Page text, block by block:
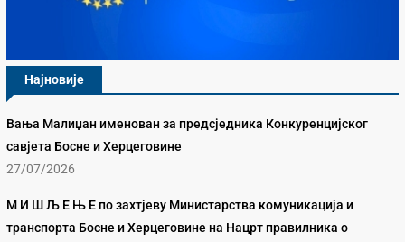
Најновије
Вања Малиџан именован за предсједника Конкуренцијског
савјета Босне и Херцеговине
27/07/2026
М И Ш Љ Е Њ Е по захтјеву Министарства комуникација и
транспорта Босне и Херцеговине на Нацрт правилника о